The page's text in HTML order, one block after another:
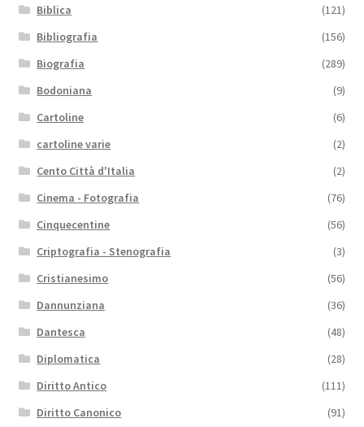
Biblica
(121)
Bibliografia
(156)
Biografia
(289)
Bodoniana
(9)
Cartoline
(6)
cartoline varie
(2)
Cento Città d'Italia
(2)
Cinema - Fotografia
(76)
Cinquecentine
(56)
Criptografia - Stenografia
(3)
Cristianesimo
(56)
Dannunziana
(36)
Dantesca
(48)
Diplomatica
(28)
Diritto Antico
(111)
Diritto Canonico
(91)